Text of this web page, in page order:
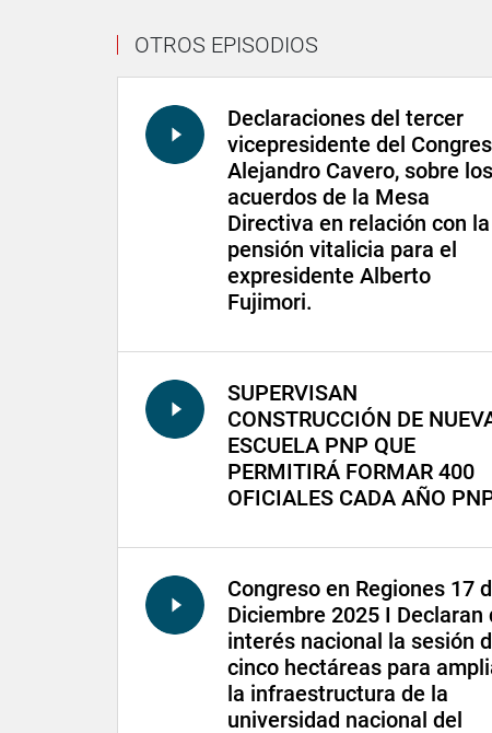
OTROS EPISODIOS
Declaraciones del tercer
vicepresidente del
Alejandro Cavero, sobre los
acuerdos de la Mesa
Directiva en relación con la
pensión vitalicia para el
expresidente Alberto
Fujimori.
SUPERVISAN
CONSTRUCCIÓN DE
ESCUELA PNP QUE
PERMITIRÁ FORMAR 400
OFICIALES CADA AÑO
Congreso en Regiones 17
Diciembre 2025 I Declaran
interés nacional la sesión
cinco hectáreas para
la infraestructura de la
universidad nacional del